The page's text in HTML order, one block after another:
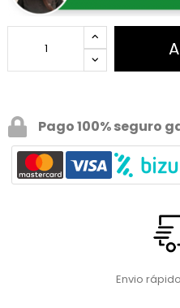
Pago 100% seguro
Envio